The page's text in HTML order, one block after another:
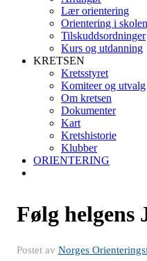
Lær orientering
Orientering i skolen
Tilskuddsordninger
Kurs og utdanning
KRETSEN
Kretsstyret
Komiteer og utvalg
Om kretsen
Dokumenter
Kart
Kretshistorie
Klubber
ORIENTERING
Følg helgens
Postet av Norges